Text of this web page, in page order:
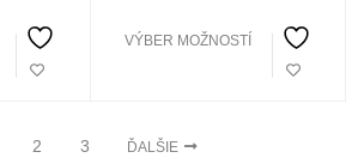
VÝBER MOŽNOSTÍ
2 3 ĎALŠIE